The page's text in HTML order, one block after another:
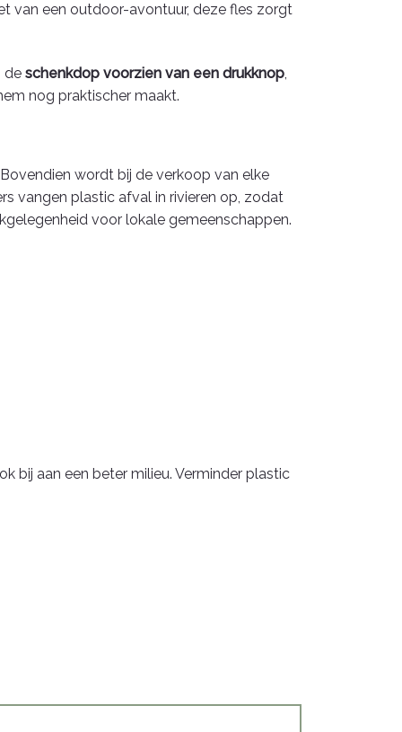
van een outdoor-avontuur, deze fles zorgt
de schenkdop voorzien van een drukknop,
nog praktischer maakt.
wordt bij de verkoop van elke
vangen plastic afval in rivieren op, zodat
voor lokale gemeenschappen.
bij aan een beter milieu. Verminder plastic